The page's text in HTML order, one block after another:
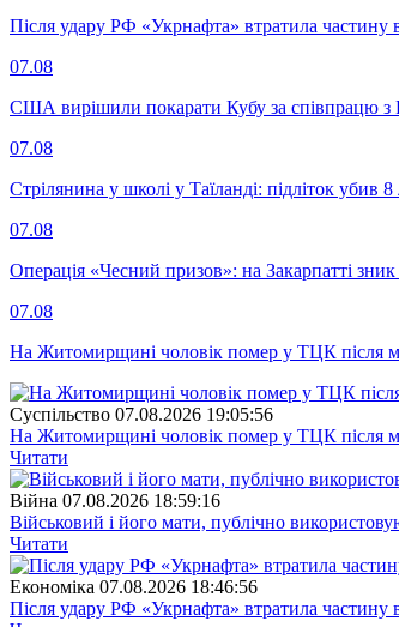
Після удару РФ «Укрнафта» втратила частину
07.08
США вирішили покарати Кубу за співпрацю з
07.08
Стрілянина у школі у Таїланді: підліток убив
07.08
Операція «Чесний призов»: на Закарпатті
07.08
На Житомирщині чоловік помер у ТЦК після
Суспiльство 07.08.2026 19:05:56
На Житомирщині чоловік помер у ТЦК після
Читати
Війна 07.08.2026 18:59:16
Військовий і його мати, публічно
Читати
Економіка 07.08.2026 18:46:56
Після удару РФ «Укрнафта» втратила частину